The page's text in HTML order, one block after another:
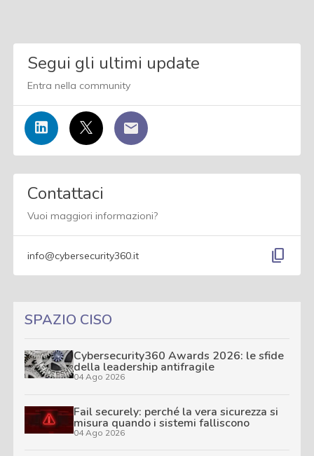
Segui gli ultimi update
Entra nella community
Contattaci
Vuoi maggiori informazioni?
info@cybersecurity360.it content_copy
SPAZIO CISO
Cybersecurity360 Awards 2026: le sfide
della leadership antifragile
04 Ago 2026
Fail securely: perché la vera sicurezza si
misura quando i sistemi falliscono
04 Ago 2026